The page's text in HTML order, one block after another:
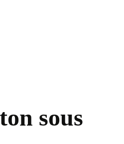
sous